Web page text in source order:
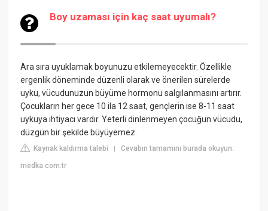
Boy uzaması için kaç saat uyumalı?
Ara sıra uyuklamak boyunuzu etkilemeyecektir. Özellikle
ergenlik döneminde düzenli olarak ve önerilen sürelerde
uyku, vücudunuzun büyüme hormonu salgılanmasını artırır.
Çocukların her gece 10 ila 12 saat, gençlerin ise 8-11 saat
uykuya ihtiyacı vardır. Yeterli dinlenmeyen çocuğun vücudu,
düzgün bir şekilde büyüyemez.
Kaynak kaldırma talebi |Cevabın tamamını burada okuyun:
medka.com.tr